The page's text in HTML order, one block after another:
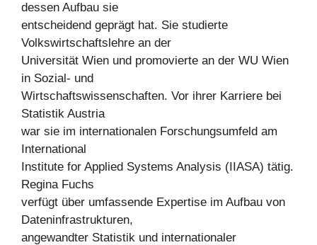
dessen Aufbau sie
entscheidend geprägt hat. Sie studierte
Volkswirtschaftslehre an der
Universität Wien und promovierte an der WU Wien
in Sozial- und
Wirtschaftswissenschaften. Vor ihrer Karriere bei
Statistik Austria
war sie im internationalen Forschungsumfeld am
International
Institute for Applied Systems Analysis (IIASA) tätig.
Regina Fuchs
verfügt über umfassende Expertise im Aufbau von
Dateninfrastrukturen,
angewandter Statistik und internationaler